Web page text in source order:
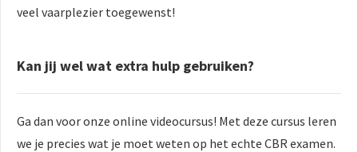
veel vaarplezier toegewenst!
Kan jij wel wat extra hulp gebruiken?
Ga dan voor onze online videocursus! Met deze cursus leren
we je precies wat je moet weten op het echte CBR examen.